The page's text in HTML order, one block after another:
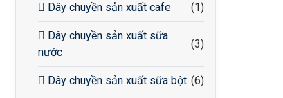
Dây chuyền sản xuất cafe (1)
Dây chuyền sản xuất sữa
nước
(3)
Dây chuyền sản xuất sữa bột (6)